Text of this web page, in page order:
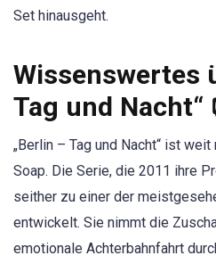
Set hinausgeht.
Wissenswertes
Tag und Nacht“
„Berlin – Tag und Nacht“ ist
Soap. Die Serie, die 2011 ihre
seither zu einer der
entwickelt. Sie nimmt die
emotionale Achterbahnfahrt